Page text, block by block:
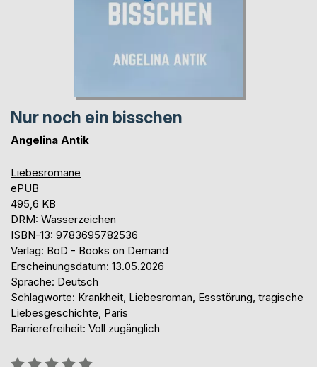
Nur noch ein bisschen
Angelina Antik
Liebesromane
ePUB
495,6 KB
DRM: Wasserzeichen
ISBN-13: 9783695782536
Verlag: BoD - Books on Demand
Erscheinungsdatum: 13.05.2026
Sprache: Deutsch
Schlagworte: Krankheit, Liebesroman, Essstörung, tragische
Liebesgeschichte, Paris
Barrierefreiheit: Voll zugänglich
Bewertung::